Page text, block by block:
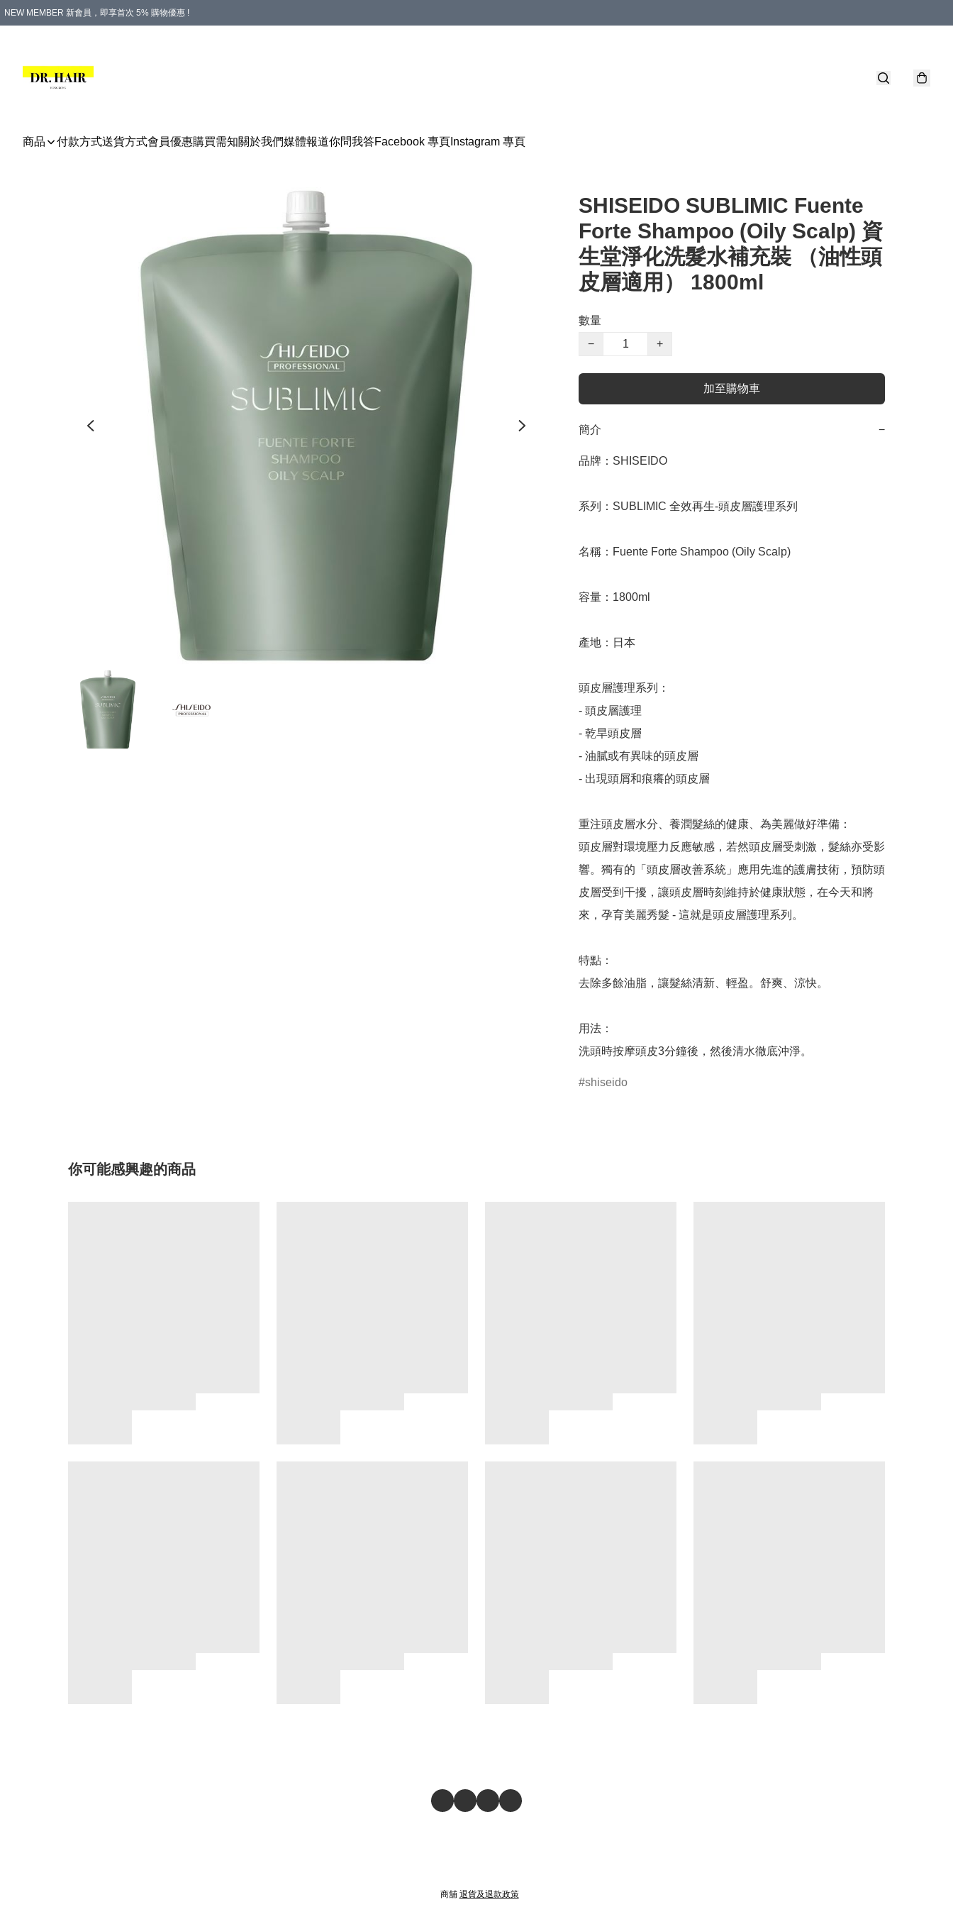
NEW MEMBER 新會員，即享首次 5% 購物優惠 !
商品 付款方式送貨方式會員優惠購買需知關於我們媒體報道你問我答Facebook 專頁 Instagram 專頁
SHISEIDO SUBLIMIC Fuente
Forte Shampoo (Oily Scalp) 資
生堂淨化洗髮水補充裝 （油性頭
皮層適用） 1800ml
數量
−
+
加至購物車
簡介 −
品牌：SHISEIDO
系列：SUBLIMIC 全效再生-頭皮層護理系列
名稱：Fuente Forte Shampoo (Oily Scalp)
容量：1800ml
產地：日本
頭皮層護理系列：
- 頭皮層護理
- 乾旱頭皮層
- 油膩或有異味的頭皮層
- 出現頭屑和痕癢的頭皮層
重注頭皮層水分、養潤髮絲的健康、為美麗做好準備：
頭皮層對環境壓力反應敏感，若然頭皮層受刺激，髮絲亦受影
響。獨有的「頭皮層改善系統」應用先進的護膚技術，預防頭
皮層受到干擾，讓頭皮層時刻維持於健康狀態，在今天和將
來，孕育美麗秀髮 - 這就是頭皮層護理系列。
特點：
去除多餘油脂，讓髮絲清新、輕盈。舒爽、涼快。
用法：
洗頭時按摩頭皮3分鐘後，然後清水徹底沖淨。
shiseido
你可能感興趣的商品
商舖 退貨及退款政策